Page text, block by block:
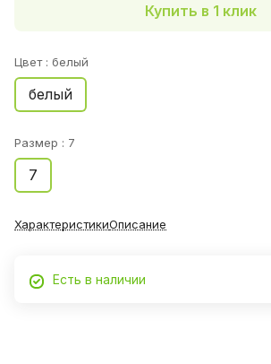
Купить в 1 клик
Цвет : белый
белый
Размер : 7
7
ХарактеристикиОписание
Есть в наличии